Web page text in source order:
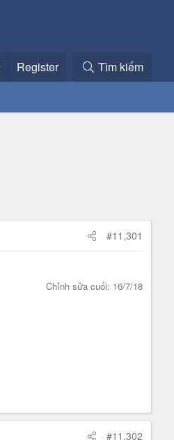
Register Tìm kiếm
#11,301
Chỉnh sửa cuối: 16/7/18
#11,302